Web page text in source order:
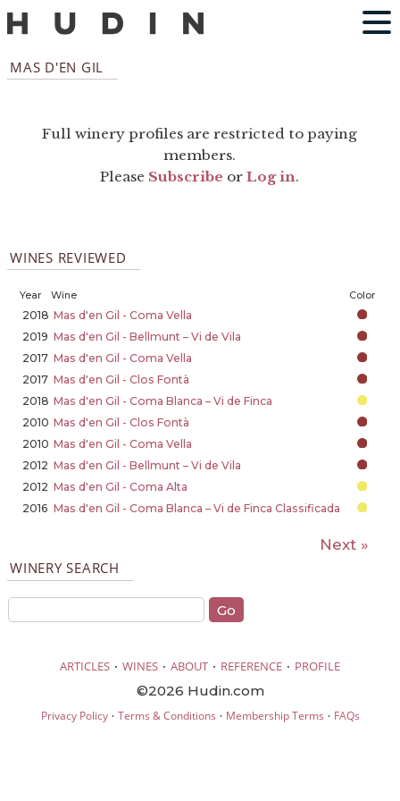
MAS D'EN GIL
Full winery profiles are restricted to paying
members.
Please Subscribe orLog in.
WINES REVIEWED
Year Wine Color
2018 Mas d'en Gil - Coma Vella
2019 Mas d'en Gil - Bellmunt – Vi de Vila
2017 Mas d'en Gil - Coma Vella
2017 Mas d'en Gil - Clos Fontà
2018 Mas d'en Gil - Coma Blanca – Vi de Finca
2010 Mas d'en Gil - Clos Fontà
2010 Mas d'en Gil - Coma Vella
2012 Mas d'en Gil - Bellmunt – Vi de Vila
2012 Mas d'en Gil - Coma Alta
2016 Mas d'en Gil - Coma Blanca – Vi de Finca Classificada
Next »
WINERY SEARCH
ARTICLES · WINES · ABOUT · REFERENCE · PROFILE
©2026 Hudin.com
Privacy Policy· Terms & Conditions · Membership Terms · FAQs